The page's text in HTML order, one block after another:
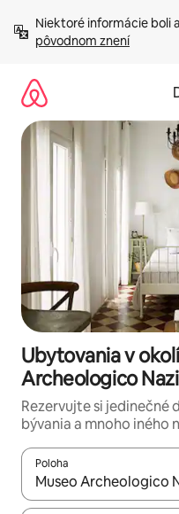
obsah.
Niektoré informácie boli
pôvodnom znení
Ubytovania v
Archeologico
Rezervujte si jedinečné
bývania a mnoho iného
Poloha
Keď budú výsledky k